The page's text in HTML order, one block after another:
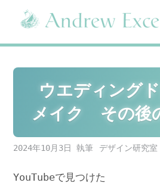
content
ウエディング
メイク その後
2024年10月3日 デザイン研究
YouTubeで見つけた